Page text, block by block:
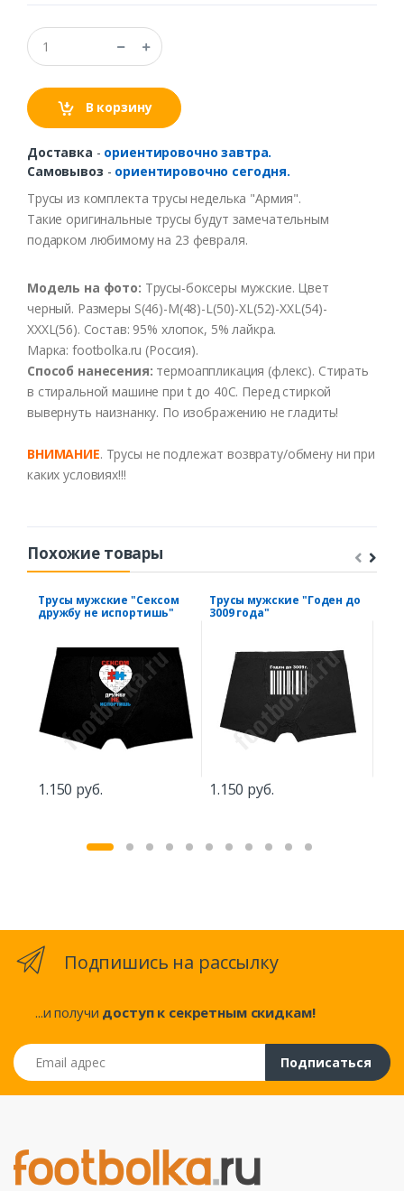
В корзину
Доставка - ориентировочно завтра.
Самовывоз - ориентировочно сегодня.
Трусы из комплекта трусы неделька "Армия".
Такие оригинальные трусы будут замечательным
подарком любимому на 23 февраля.
Модель на фото: Трусы-боксеры мужские. Цвет
черный. Размеры S(46)-M(48)-L(50)-XL(52)-XXL(54)-
XXXL(56). Состав: 95% хлопок, 5%лайкра.
Марка: footbolka.ru (Россия).
Способ нанесения: термоаппликация (флекс). Стирать
в стиральной машине при tдо 40С. Перед стиркой
вывернуть наизнанку. По изображению не гладить!
ВНИМАНИЕ. Трусы не подлежат возврату/обмену ни при
каких условиях!!!
Похожие товары
Трусы мужские "Сексом
дружбу не испортишь"
1.150 руб.
Трусы мужские "Годен до
3009 года"
1.150 руб.
Подпишись на рассылку
...и получи доступ к секретным скидкам!
Email адрес
Подписаться